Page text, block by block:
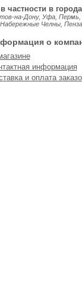
частности в
на-Дону, Уфа,
Челны,
о
информация
и оплата